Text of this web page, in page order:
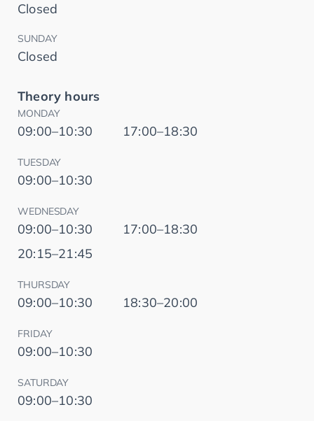
Closed
SUNDAY
Closed
Theory hours
MONDAY
09:00–10:30 17:00–18:30
TUESDAY
09:00–10:30
WEDNESDAY
09:00–10:30
17:00–18:30
20:15–21:45
THURSDAY
09:00–10:30 18:30–20:00
FRIDAY
09:00–10:30
SATURDAY
09:00–10:30